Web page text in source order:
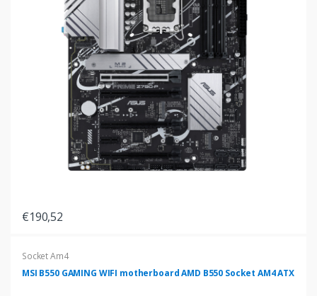
€190,52
Socket Am4
MSI B550 GAMING WIFI motherboard AMD B550 Socket AM4 ATX